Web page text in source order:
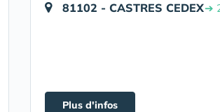
81102 - CASTRES CEDEX➔
Plus d'infos